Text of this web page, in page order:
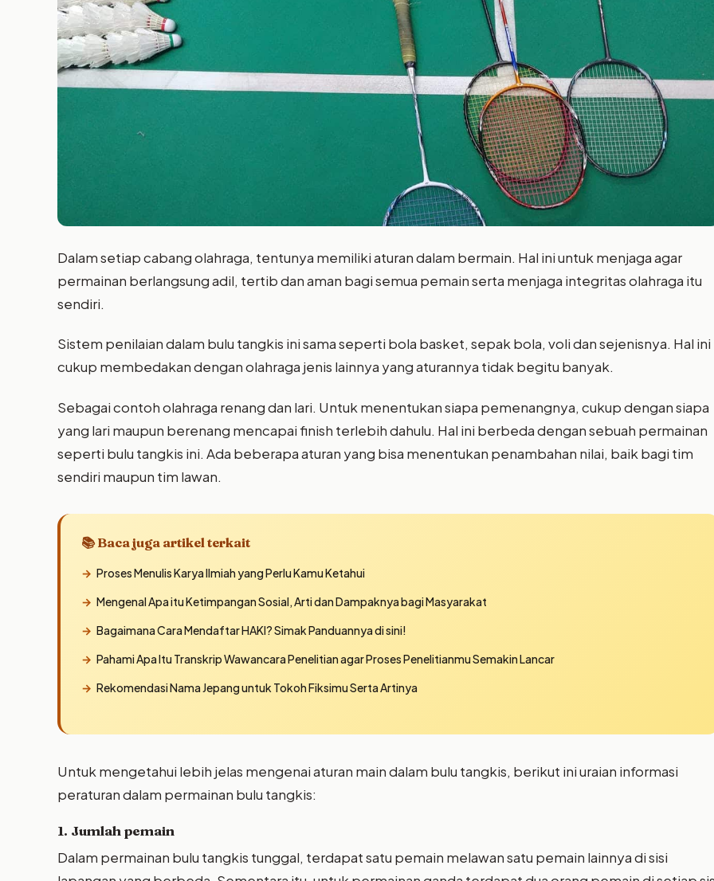
Dalam setiap cabang olahraga, tentunya memiliki aturan dalam bermain. Hal ini untuk menjaga agar
permainan berlangsung adil, tertib dan aman bagi semua pemain serta menjaga integritas olahraga itu
sendiri.
Sistem penilaian dalam bulu tangkis ini sama seperti bola basket, sepak bola, voli dan sejenisnya. Hal ini
cukup membedakan dengan olahraga jenis lainnya yang aturannya tidak begitu banyak.
Sebagai contoh olahraga renang dan lari. Untuk menentukan siapa pemenangnya, cukup dengan siapa
yang lari maupun berenang mencapai finish terlebih dahulu. Hal ini berbeda dengan sebuah permainan
seperti bulu tangkis ini. Ada beberapa aturan yang bisa menentukan penambahan nilai, baik bagi tim
sendiri maupun tim lawan.
📚 Baca juga artikel terkait
Proses Menulis Karya Ilmiah yang Perlu Kamu Ketahui
Mengenal Apa itu Ketimpangan Sosial, Arti dan Dampaknya bagi Masyarakat
Bagaimana Cara Mendaftar HAKI? Simak Panduannya di sini!
Pahami Apa Itu Transkrip Wawancara Penelitian agar Proses Penelitianmu Semakin Lancar
Rekomendasi Nama Jepang untuk Tokoh Fiksimu Serta Artinya
Untuk mengetahui lebih jelas mengenai aturan main dalam bulu tangkis, berikut ini uraian informasi
peraturan dalam permainan bulu tangkis:
1. Jumlah pemain
Dalam permainan bulu tangkis tunggal, terdapat satu pemain melawan satu pemain lainnya di sisi